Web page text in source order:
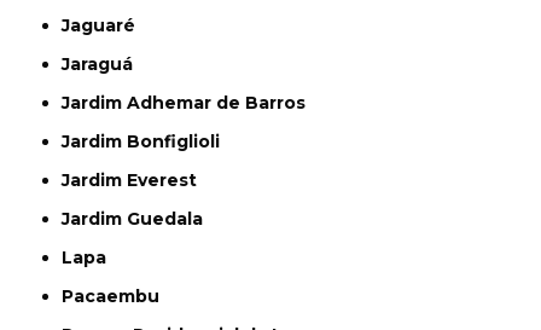
Jaguaré
Jaraguá
Jardim Adhemar de Barros
Jardim Bonfiglioli
Jardim Everest
Jardim Guedala
Lapa
Pacaembu